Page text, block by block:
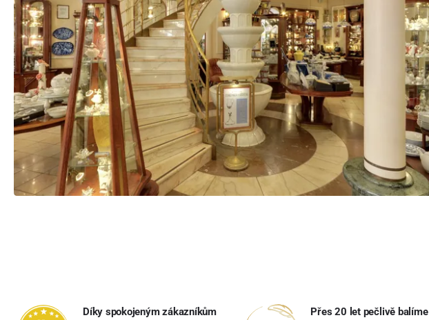
Díky spokojeným zákazníkům
Přes 20 let pečlivě balíme